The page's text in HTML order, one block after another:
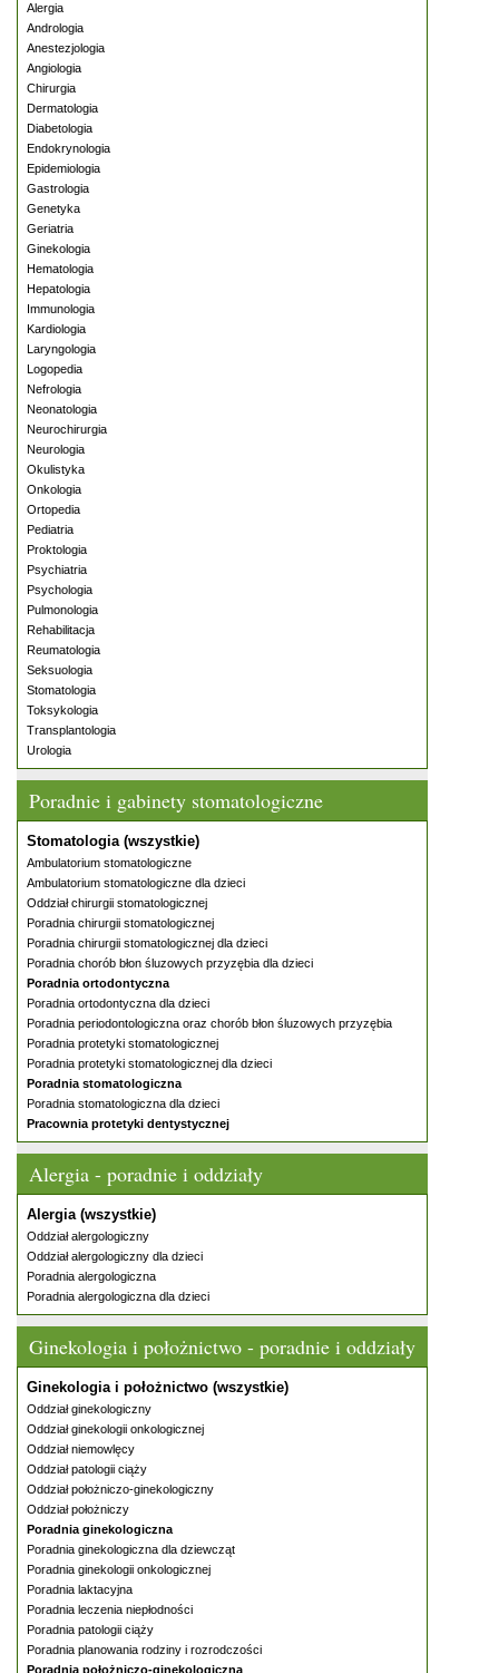
Alergia
Andrologia
Anestezjologia
Angiologia
Chirurgia
Dermatologia
Diabetologia
Endokrynologia
Epidemiologia
Gastrologia
Genetyka
Geriatria
Ginekologia
Hematologia
Hepatologia
Immunologia
Kardiologia
Laryngologia
Logopedia
Nefrologia
Neonatologia
Neurochirurgia
Neurologia
Okulistyka
Onkologia
Ortopedia
Pediatria
Proktologia
Psychiatria
Psychologia
Pulmonologia
Rehabilitacja
Reumatologia
Seksuologia
Stomatologia
Toksykologia
Transplantologia
Urologia
Poradnie i gabinety stomatologiczne
Stomatologia (wszystkie)
Ambulatorium stomatologiczne
Ambulatorium stomatologiczne dla dzieci
Oddział chirurgii stomatologicznej
Poradnia chirurgii stomatologicznej
Poradnia chirurgii stomatologicznej dla dzieci
Poradnia chorób błon śluzowych przyzębia dla dzieci
Poradnia ortodontyczna
Poradnia ortodontyczna dla dzieci
Poradnia periodontologiczna oraz chorób błon śluzowych przyzębia
Poradnia protetyki stomatologicznej
Poradnia protetyki stomatologicznej dla dzieci
Poradnia stomatologiczna
Poradnia stomatologiczna dla dzieci
Pracownia protetyki dentystycznej
Alergia - poradnie i oddziały
Alergia (wszystkie)
Oddział alergologiczny
Oddział alergologiczny dla dzieci
Poradnia alergologiczna
Poradnia alergologiczna dla dzieci
Ginekologia i położnictwo - poradnie i oddziały
Ginekologia i położnictwo (wszystkie)
Oddział ginekologiczny
Oddział ginekologii onkologicznej
Oddział niemowlęcy
Oddział patologii ciąży
Oddział położniczo-ginekologiczny
Oddział położniczy
Poradnia ginekologiczna
Poradnia ginekologiczna dla dziewcząt
Poradnia ginekologii onkologicznej
Poradnia laktacyjna
Poradnia leczenia niepłodności
Poradnia patologii ciąży
Poradnia planowania rodziny i rozrodczości
Poradnia położniczo-ginekologiczna